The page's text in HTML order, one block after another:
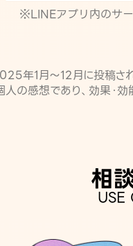
※LINEアプリ内のサ
年1月〜12月に投稿さ
の感想であり、効果・効
相
USE